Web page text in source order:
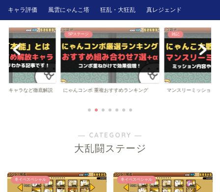
キャラ評価 風雲にゃんこ塔 狂乱・大狂乱 真レジェンド
放キャラなど徹底解説
SPステージ
にゃんコンボ 重複おすすめランキング
雑記
マンスリーミッション
― CATEGORY ―
大乱闘ステージ
冬イベスペシャル 冬イベスペシャル